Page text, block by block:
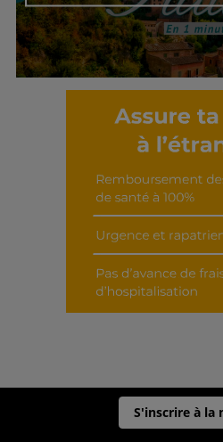
Découvrir cet
S'inscrire à la